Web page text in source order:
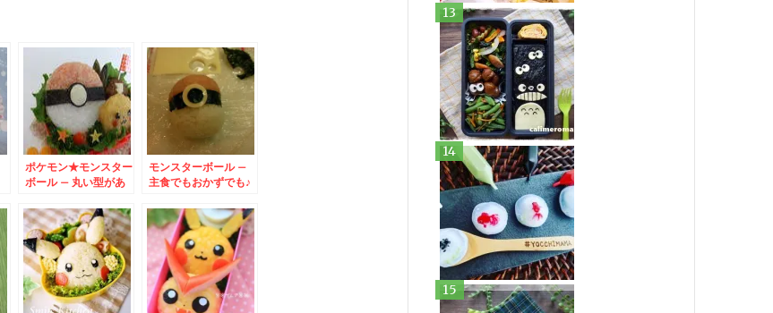
ポケモン★モンスター
ボール – 丸い型があ
ゃう♪
モンスターボール –
主食でもおかずでも♪
に♪